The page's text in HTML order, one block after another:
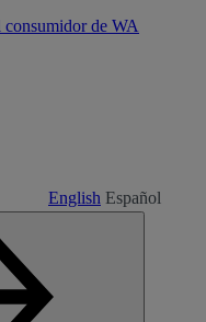
consumidor de WA
English Español